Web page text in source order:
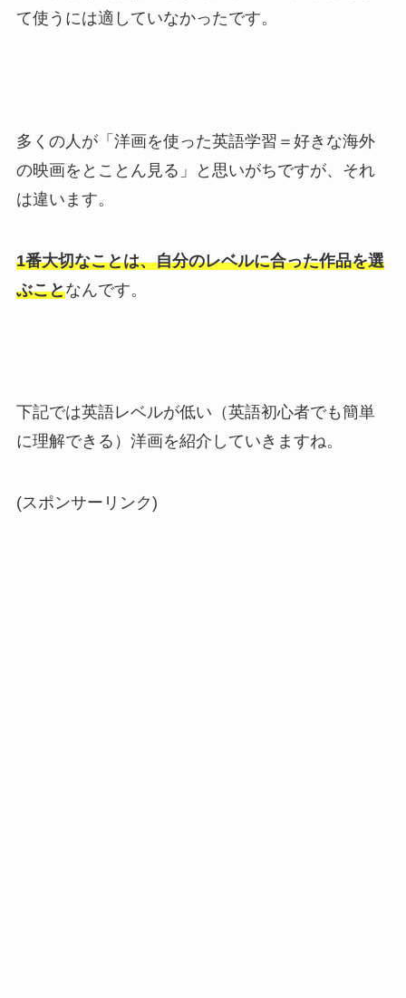
て使うには適していなかったです。
多くの人が「洋画を使った英語学習＝好きな海外
の映画をとことん見る」と思いがちですが、それ
は違います。
1番大切なことは、自分のレベルに合った作品を選
ぶことなんです。
下記では英語レベルが低い（英語初心者でも簡単
に理解できる）洋画を紹介していきますね。
(スポンサーリンク)